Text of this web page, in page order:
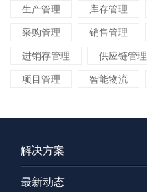
生产管理 库存管理
采购管理 销售管理
进销存管理 供应链管理
项目管理 智能物流
解决方案
最新动态